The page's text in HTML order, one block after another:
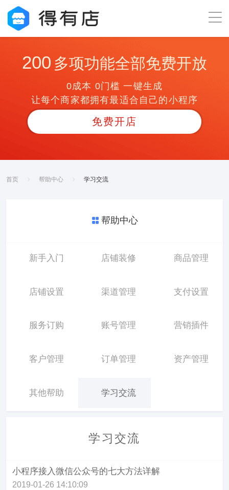
200 多项功能全部免费开放
0成本 0门槛 一键生成
让每个商家都拥有最适合自己的小程序
免费开店
首页 帮助中心 学习交流
帮助中心
新手入门 店铺装修 商品管理
店铺设置 渠道管理 支付设置
服务订购 账号管理 营销插件
客户管理 订单管理 资产管理
其他帮助 学习交流
学习交流
小程序接入微信公众号的七大方法详解
2019-01-26 14:10:09